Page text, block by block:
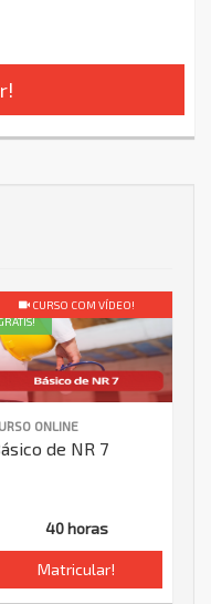
ONLINE
de NR 7
40 horas
Matricular!
CURSO COM VÍDEO!